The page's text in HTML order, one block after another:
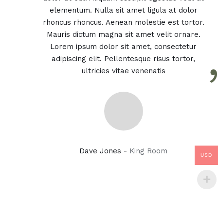
elementum. Nulla sit amet ligula at dolor
rhoncus rhoncus. Aenean molestie est tortor.
Mauris dictum magna sit amet velit ornare.
Lorem ipsum dolor sit amet, consectetur
adipiscing elit. Pellentesque risus tortor,
ultricies vitae venenatis
Dave Jones - King Room USD